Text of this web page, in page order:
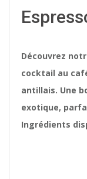
Découvrez
cocktail au
antillais. Une
exotique,
Ingrédients